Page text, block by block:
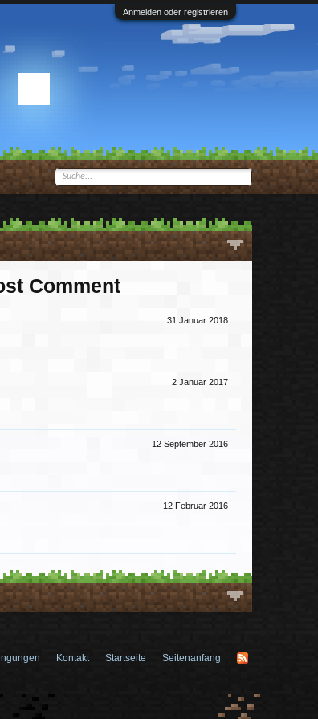
Anmelden oder registrieren
Comment
31 Januar 2018
2 Januar 2017
12 September 2016
12 Februar 2016
Kontakt Startseite Seitenanfang